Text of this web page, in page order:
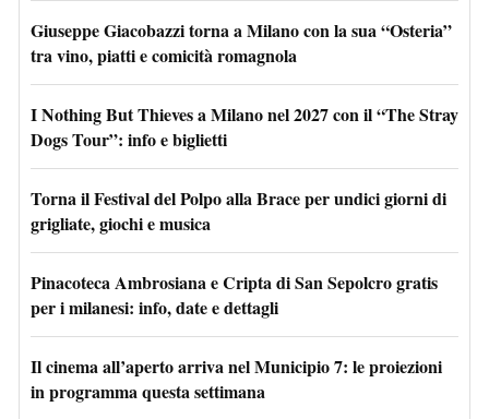
Giuseppe Giacobazzi torna a Milano con la sua “Osteria”
tra vino, piatti e comicità romagnola
I Nothing But Thieves a Milano nel 2027 con il “The Stray
Dogs Tour”: info e biglietti
Torna il Festival del Polpo alla Brace per undici giorni di
grigliate, giochi e musica
Pinacoteca Ambrosiana e Cripta di San Sepolcro gratis
per i milanesi: info, date e dettagli
Il cinema all’aperto arriva nel Municipio 7: le proiezioni
in programma questa settimana